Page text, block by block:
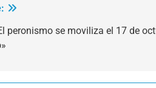
peronismo se moviliza el 17 de